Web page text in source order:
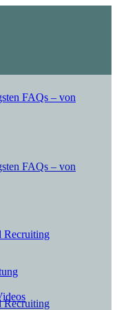
FAQs – von
Recruiting
FAQs – von
Recruiting